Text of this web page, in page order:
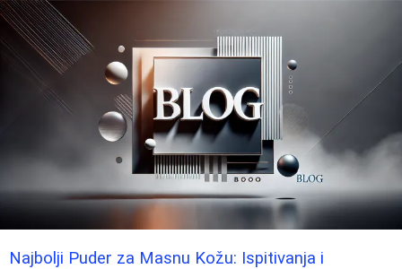
Najbolji Puder za Masnu Kožu: Ispitivanja i